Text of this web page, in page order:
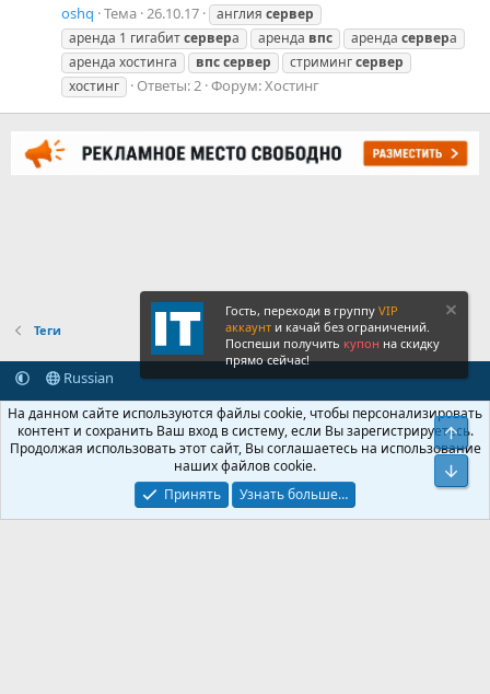
oshq Тема 26.10.17 англия сервер
аренда 1 гигабитсервера аренда впс аренда сервера
аренда хостинга
впссервер стримингсервер
хостинг
Ответы: 2 Форум:Хостинг
Теги
Russian
Обратная связь
Условия и правила
Политика конфиденциальности
Помощь Главная
R
S
S
Community platform by XenForo® © 2010-2026 XenForo Ltd.
Крупнейший форум по обмену приватной информацией
© 2013-2026 ITNULL.me| XenForo® © 2026 XenForo Ltd.
Гость, переходи в группу VIP
аккаунт и качай без ограничений.
Поспеши получить купон на скидку
прямо сейчас!
На данном сайте используются файлы cookie, чтобы персонализировать
контент и сохранить Ваш вход в систему, если Вы зарегистрируетесь.
Продолжая использовать этот сайт, Вы соглашаетесь на использование
наших файлов cookie.
Принять
Узнать больше…